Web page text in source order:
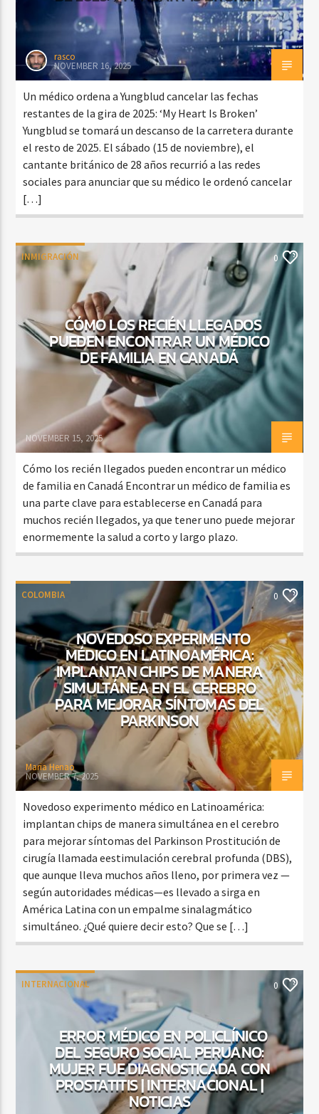
rasco
NOVEMBER 16, 2025
Un médico ordena a Yungblud cancelar las fechas
restantes de la gira de 2025: ‘My Heart Is Broken’
Yungblud se tomará un descanso de la carretera durante
el resto de 2025. El sábado (15 de noviembre), el
cantante británico de 28 años recurrió a las redes
sociales para anunciar que su médico le ordenó cancelar
[…]
INMIGRACIÓN 0
CÓMO LOS RECIÉN LLEGADOS
PUEDEN ENCONTRAR UN MÉDICO
DE FAMILIA EN CANADÁ
NOVEMBER 15, 2025
Cómo los recién llegados pueden encontrar un médico
de familia en Canadá Encontrar un médico de familia es
una parte clave para establecerse en Canadá para
muchos recién llegados, ya que tener uno puede mejorar
enormemente la salud a corto y largo plazo.
COLOMBIA 0
NOVEDOSO EXPERIMENTO
MÉDICO EN LATINOAMÉRICA:
IMPLANTAN CHIPS DE MANERA
SIMULTÁNEA EN EL CEREBRO
PARA MEJORAR SÍNTOMAS DEL
PARKINSON
Maria Henao
NOVEMBER 7, 2025
Novedoso experimento médico en Latinoamérica:
implantan chips de manera simultánea en el cerebro
para mejorar síntomas del Parkinson Prostitución de
cirugía llamada eestimulación cerebral profunda (DBS),
que aunque lleva muchos años lleno, por primera vez —
según autoridades médicas—es llevado a sirga en
América Latina con un empalme sinalagmático
simultáneo. ¿Qué quiere decir esto? Que se […]
INTERNACIONAL 0
ERROR MÉDICO EN POLICLÍNICO
DEL SEGURO SOCIAL PERUANO:
MUJER FUE DIAGNOSTICADA CON
PROSTATITIS | INTERNACIONAL |
NOTICIAS